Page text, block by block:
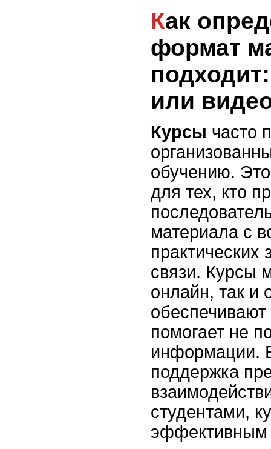
Как определить, какой
формат
или
Курсы часто
обучению.
для тех, кто
материала с
практических
связи. Курсы
онлайн, так и
обеспечивают
помогает не
информации.
поддержка
студентами,
эффективным